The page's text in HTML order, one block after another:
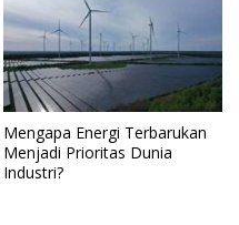
Mengapa Energi Terbarukan
Menjadi Prioritas Dunia
Industri?